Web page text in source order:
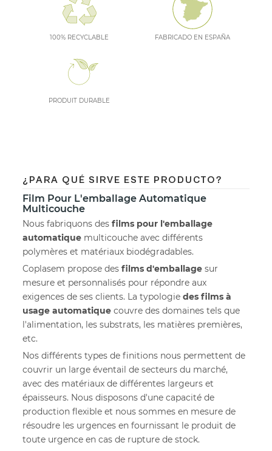
100% RECYCLABLE FABRICADO EN ESPAÑA
PRODUIT DURABLE
¿PARA QUÉ SIRVE ESTE PRODUCTO?
Film Pour L'emballage Automatique
Multicouche
Nous fabriquons desfilms pour l'emballage
automatique multicouche avec différents
polymères et matériaux biodégradables.
Coplasem propose desfilms d'emballage sur
mesure et personnalisés pour répondre aux
exigences de ses clients. La typologiedes films à
usage automatique couvre des domaines tels que
l'alimentation, les substrats, les matières premières,
etc.
Nos différents types de finitions nous permettent de
couvrir un large éventail de secteurs du marché,
avec des matériaux de différentes largeurs et
épaisseurs. Nous disposons d'une capacité de
production flexible et nous sommes en mesure de
résoudre les urgences en fournissant le produit de
toute urgence en cas de rupture de stock.